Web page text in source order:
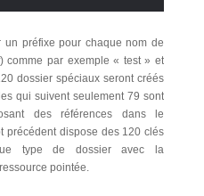
un préfixe pour chaque nom de
comme par exemple « test » et
dossier spéciaux seront créés
qui suivent seulement 79 sont
des références dans le
précédent dispose des 120 clés
type de dossier avec la
pointée.